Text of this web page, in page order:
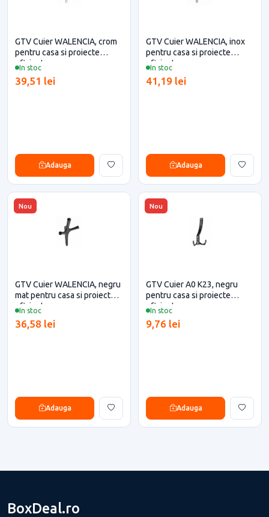
In stoc
GTV Cuier WALENCIA, crom
pentru casa si proiecte
eficiente
39,51 lei
Adauga
In stoc
GTV Cuier WALENCIA, inox
pentru casa si proiecte
eficiente
41,19 lei
Adauga
Nou
In stoc
GTV Cuier WALENCIA, negru
mat pentru casa si proiecte
eficiente
36,58 lei
Adauga
Nou
In stoc
GTV Cuier A0 K23, negru
pentru casa si proiecte
eficiente
9,76 lei
Adauga
BoxDeal.ro